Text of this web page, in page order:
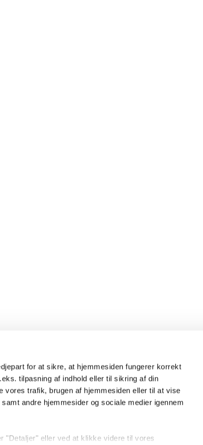
for at sikre, at hjemmesiden fungerer korrekt
tilpasning af indhold eller til sikring af din
trafik, brugen af hjemmesiden eller til at vise
andre hjemmesider og sociale medier igennem
"Detaljer" eller ved at klikke videre til vores